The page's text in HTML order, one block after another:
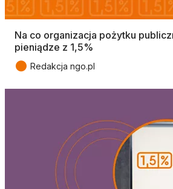
Na co organizacja pożytku
pieniądze z 1,5%
● Redakcja ngo.pl